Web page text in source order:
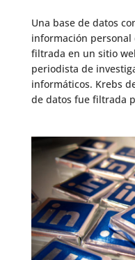
Una base de datos
información
filtrada en un sitio
periodista de
informáticos. Krebs
de datos fue filtrada